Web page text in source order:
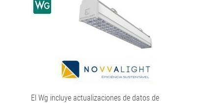
El Wg incluye actualizaciones de datos de